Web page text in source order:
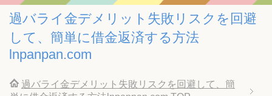
過バライ金デメリット失敗リスクを回避
して、簡単に借金返済する方法
lnpanpan.com
過バライ金デメリット失敗リスクを回避して、簡